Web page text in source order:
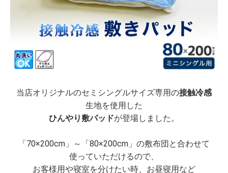
当店オリジナルのセミシングルサイズ専用の接触冷感
生地を使用した
ひんやり敷パッドが登場しました。
「70×200cm」～「80×200cm」の敷布団と合わせて
使っていただけるので、
お客様用や寝室を分けたい時、お昼寝用など